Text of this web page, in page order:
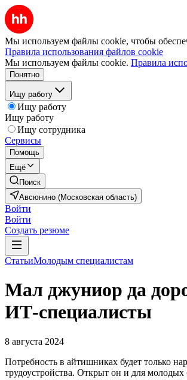
Мы используем файлы cookie, чтобы
Правила использования файлов cookie
Мы используем файлы cookie. Правила
Понятно
Ищу работу
Ищу работу
Ищу работу
Ищу сотрудника
Сервисы
Помощь
Ещё
Поиск
Авсюнино (Московская область)
Войти
Войти
Создать резюме
СтатьиМолодым специалистам
Мал джуниор да
ИТ-специалисты
8 августа 2024
Потребность в айтишниках будет только
трудоустройства. Открыт он и для